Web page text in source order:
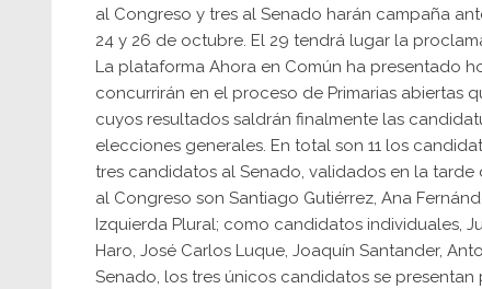
al Congreso y tres al Senado harán campaña
24 y 26 de octubre. El 29 tendrá lugar la
La plataforma Ahora en Común ha presentado
concurrirán en el proceso de Primarias abiertas
cuyos resultados saldrán finalmente las
elecciones generales. En total son 11 los
tres candidatos al Senado, validados en la
al Congreso son Santiago Gutiérrez, Ana
Izquierda Plural; como candidatos individuales,
Haro, José Carlos Luque, Joaquín Santander,
Senado, los tres únicos candidatos se presentan